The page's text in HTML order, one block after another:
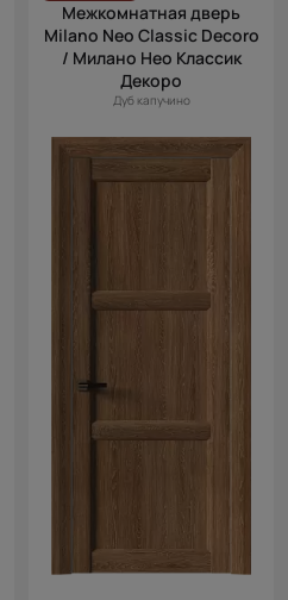
Межкомнатная дверь
Milano Neo Classic Decoro
/ Милано Нео Классик
Декоро
Дуб капучино